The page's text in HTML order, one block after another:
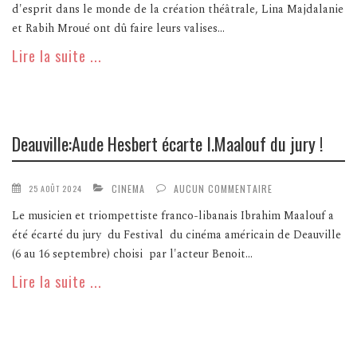
d'esprit dans le monde de la création théâtrale, Lina Majdalanie
et Rabih Mroué ont dû faire leurs valises...
Lire la suite ...
Deauville:Aude Hesbert écarte I.Maalouf du jury !
25 AOÛT 2024 CINEMA AUCUN COMMENTAIRE
Le musicien et triompettiste franco-libanais Ibrahim Maalouf a
été écarté du jury du Festival du cinéma américain de Deauville
(6 au 16 septembre) choisi par l'acteur Benoit...
Lire la suite ...